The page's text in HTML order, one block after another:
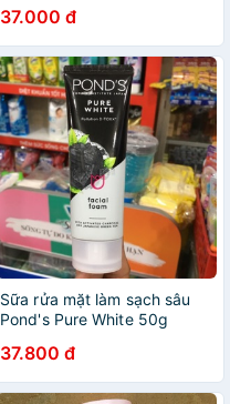
37.000 đ
Sữa rửa mặt làm sạch sâu
Pond's Pure White 50g
37.800 đ